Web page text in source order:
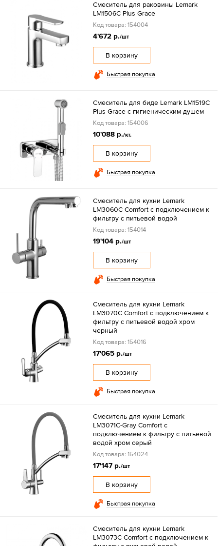
Смеситель для раковины Lemark
LM1506C Plus Grace
Код товара: 154004
4'672 р./шт
В корзину
Быстрая покупка
Смеситель для биде Lemark LM1519C
Plus Grace с гигиеническим душем
Код товара: 154006
10'088 р./кт.
В корзину
Быстрая покупка
Смеситель для кухни Lemark
LM3060C Comfort с подключением к
фильтру с питьевой водой
Код товара: 154014
19'104 р./шт
В корзину
Быстрая покупка
Смеситель для кухни Lemark
LM3070C Comfort с подключением к
фильтру с питьевой водой хром
черный
Код товара: 154016
17'065 р./шт
В корзину
Быстрая покупка
Смеситель для кухни Lemark
LM3071C-Gray Comfort с
подключением к фильтру с питьевой
водой хром серый
Код товара: 154024
17'147 р./шт
В корзину
Быстрая покупка
Смеситель для кухни Lemark
LM3073C Comfort с подключением к